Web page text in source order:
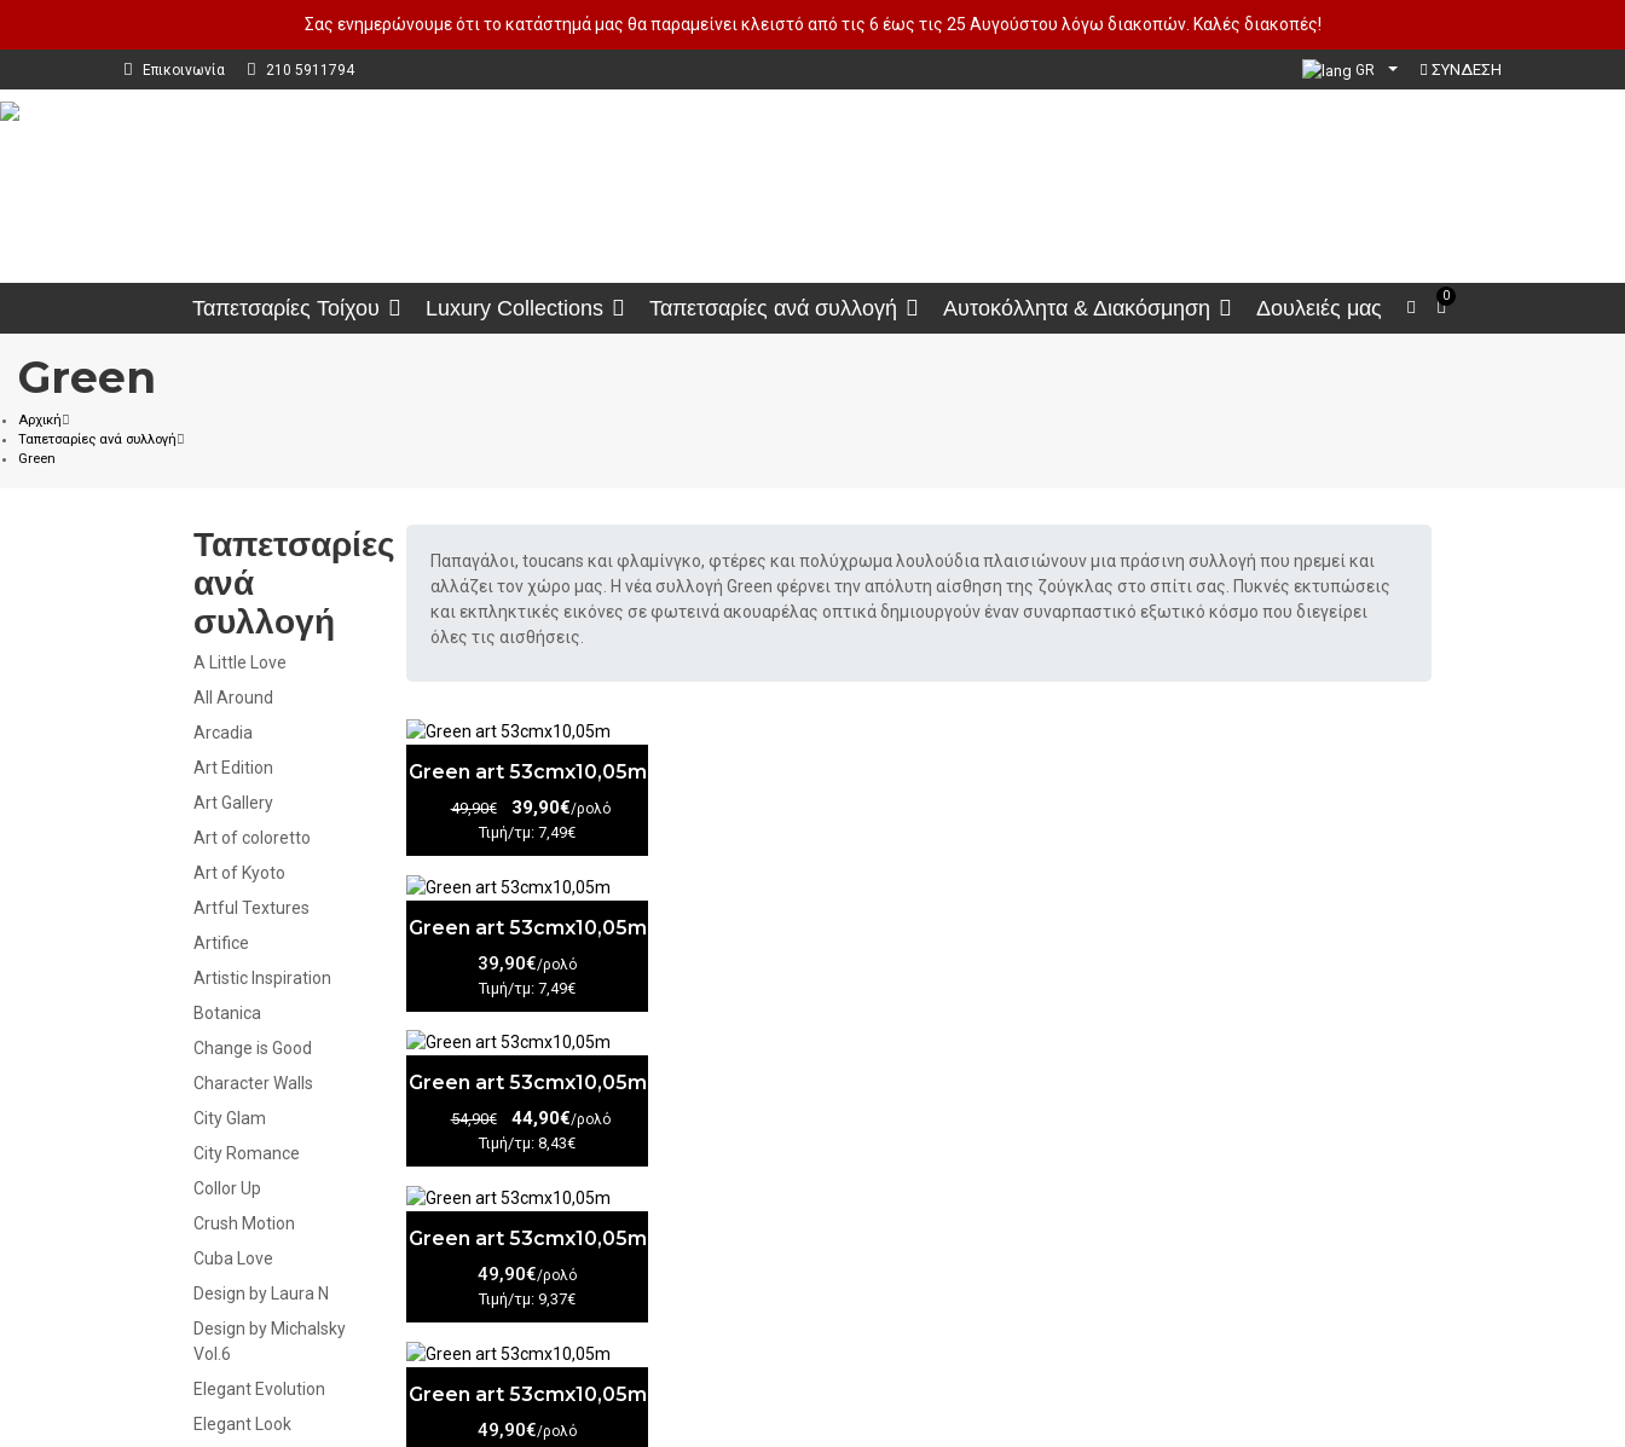
Σας ενημερώνουμε ότι το κατάστημά μας θα παραμείνει κλειστό από τις 6 έως τις 25 Αυγούστου λόγω διακοπών. Καλές διακοπές!
Επικοινωνία 210 5911794 GR ΣΥΝΔΕΣΗ
Ταπετσαρίες Τοίχου Luxury Collections Ταπετσαρίες ανά συλλογή Αυτοκόλλητα & Διακόσμηση Δουλειές μας
0
Green
Αρχική
Ταπετσαρίες ανά συλλογή
Green
Ταπετσαρίες
ανά
συλλογή
A Little Love
All Around
Arcadia
Art Edition
Art Gallery
Art of coloretto
Art of Kyoto
Artful Textures
Artifice
Artistic Inspiration
Botanica
Change is Good
Character Walls
City Glam
City Romance
Collor Up
Crush Motion
Cuba Love
Design by Laura N
Design by Michalsky
Vol.6
Elegant Evolution
Elegant Look
Παπαγάλοι, toucans και φλαμίνγκο, φτέρες και πολύχρωμα λουλούδια πλαισιώνουνμια πράσινη συλλογή που ηρεμεί και
αλλάζει τον χώρο μας. Η νέα συλλογή Green φέρνει την απόλυτη αίσθηση της ζούγκλας στο σπίτι σας. Πυκνές εκτυπώσεις
και εκπληκτικές εικόνες σε φωτεινά ακουαρέλας οπτικά δημιουργούνέναν συναρπαστικό εξωτικό κόσμο που διεγείρει
όλες τις αισθήσεις.
Green art 53cmx10,05m
49,90€ 39,90€/ρολό
Τιμή/τμ: 7,49€
Green art 53cmx10,05m
39,90€/ρολό
Τιμή/τμ: 7,49€
Green art 53cmx10,05m
54,90€ 44,90€/ρολό
Τιμή/τμ: 8,43€
Green art 53cmx10,05m
49,90€/ρολό
Τιμή/τμ: 9,37€
Green art 53cmx10,05m
49,90€/ρολό